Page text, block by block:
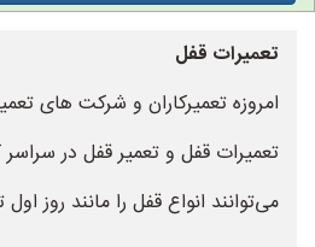
تعمیرات قفل
امروزه تعمیرکاران و شرکت های
تعمیرات قفل و تعمیر قفل در
می‌توانند انواع قفل را مانند روز اول